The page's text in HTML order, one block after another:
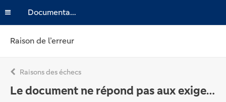
Documentation
Raison de l’erreur
Raisons des échecs
Le document ne répond pas aux exigences